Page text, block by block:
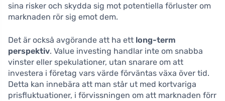
sina risker och skydda sig mot potentiella förluster om
marknaden rör sig emot dem.
Det är också avgörande att ha ett long-term
perspektiv. Value investing handlar inte om snabba
vinster eller spekulationer, utan snarare om att
investera i företag vars värde förväntas växa över tid.
Detta kan innebära att man står ut med kortvariga
prisfluktuationer, i förvissningen om att marknaden förr